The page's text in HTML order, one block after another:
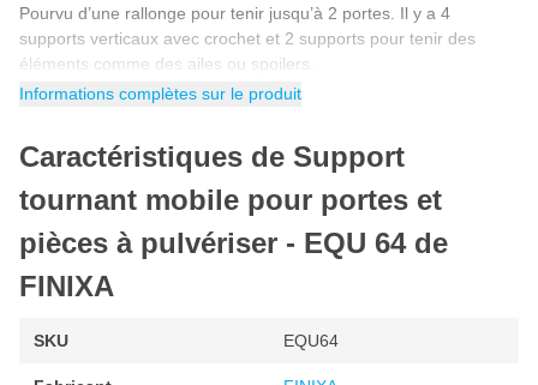
Pourvu d’une rallonge pour tenir jusqu’à 2 portes. Il y a 4
supports verticaux avec crochet et 2 supports pour tenir des
éléments comme des ailes ou spoilers.
Pulvériser 2 portes en même temps
Alors ce support mobile est parfait pour vous! Avec ce support,
vous pouvez suspendre 2 portes en même temps afin de le
pouvoir pulvériser en même temps. De cette façon, vous
travaillez plus vite et vous obtenez un transfert de couleur
uniforme.
Caractéristiques
Fabriqué de métal galvanisé de qualité supérieure
Poids: 26 kg
Informations complètes sur le produit
Caractéristiques de Support
tournant mobile pour portes et
pièces à pulvériser - EQU 64 de
FINIXA
SKU EQU64